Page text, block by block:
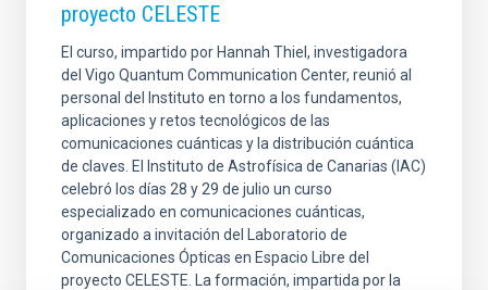
proyecto CELESTE
El curso, impartido por Hannah Thiel, investigadora
del Vigo Quantum Communication Center, reunió al
personal del Instituto en torno a los fundamentos,
aplicaciones y retos tecnológicos de las
comunicaciones cuánticas y la distribución cuántica
de claves. El Instituto de Astrofísica de Canarias (IAC)
celebró los días 28 y 29 de julio un curso
especializado en comunicaciones cuánticas,
organizado a invitación del Laboratorio de
Comunicaciones Ópticas en Espacio Libre del
proyecto CELESTE. La formación, impartida por la